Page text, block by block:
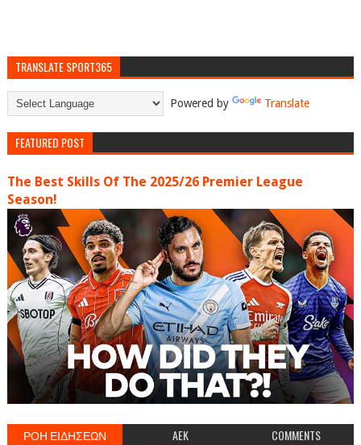
TRANSLATE SPORT365
Powered by Translate
FEATURED POST
The Best Skills Of The 2025/26 Premier League
Season!
ΡΟΗ ΕΙΔΗΣΕΩΝ AEK COMMENTS